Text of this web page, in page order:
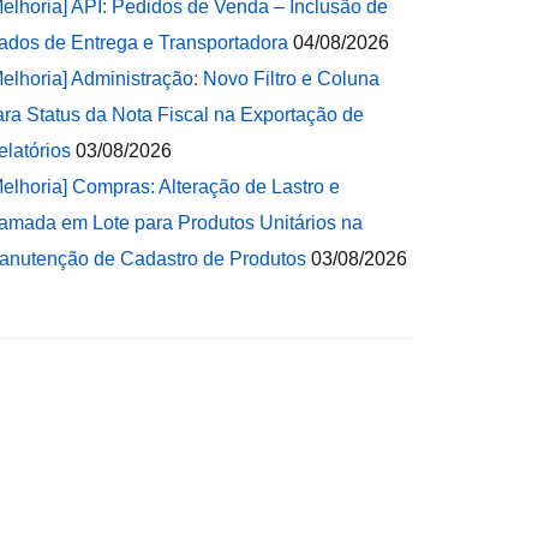
API: Pedidos de Venda – Inclusão de
de Entrega e Transportadora 04/08/2026
Administração: Novo Filtro e Coluna
Status da Nota Fiscal na Exportação de
03/08/2026
Compras: Alteração de Lastro e
em Lote para Produtos Unitários na
de Cadastro de Produtos 03/08/2026